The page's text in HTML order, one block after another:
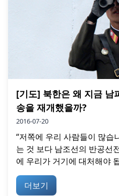
[기도] 북한은 왜 지금 남
송을 재개했을까?
2016-07-20
“저쪽에 우리 사람들이 많습
는 것 보다 남조선의 반공선
에 우리가 거기에 대처해야
더보기